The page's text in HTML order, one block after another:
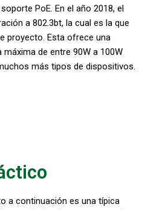
PoE. En el año 2018, el
a 802.3bt, la cual es la que
proyecto. Esta ofrece una
máxima de entre 90W a 100W
más tipos de dispositivos.
a continuación es una típica